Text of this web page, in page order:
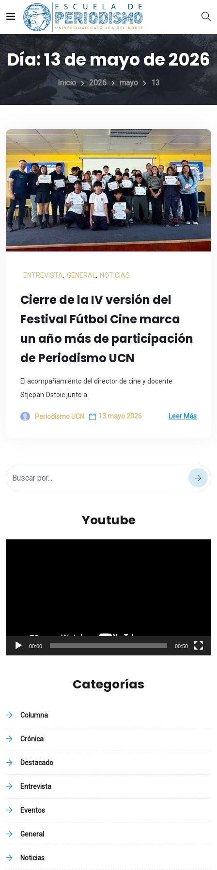
Día:13 de mayo de 2026
Inicio 2026 mayo 13
ENTREVISTA, GENERAL , NOTICIAS
Cierre de la IV versión del
Festival Fútbol Cine marca
un año más de participación
de Periodismo UCN
El acompañamiento del director de cine y docente
Stjepan Ostoic junto a
Periodismo UCN 13 mayo 2026 Leer Más
Youtube
00:00 00:50
Categorías
Columna
Crónica
Destacado
Entrevista
Eventos
General
Noticias